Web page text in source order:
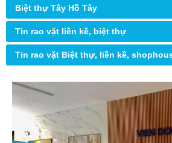
Biệt thự Tây Hồ Tây
Tin rao vặt liền kề, biệt thự
Tin rao vặt Biệt thự, liền kề,